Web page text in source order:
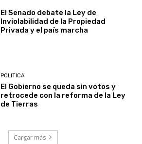
El Senado debate la Ley de
Inviolabilidad de la Propiedad
Privada y el país marcha
POLITICA
El Gobierno se queda sin votos y
retrocede con la reforma de la Ley
de Tierras
Cargar más